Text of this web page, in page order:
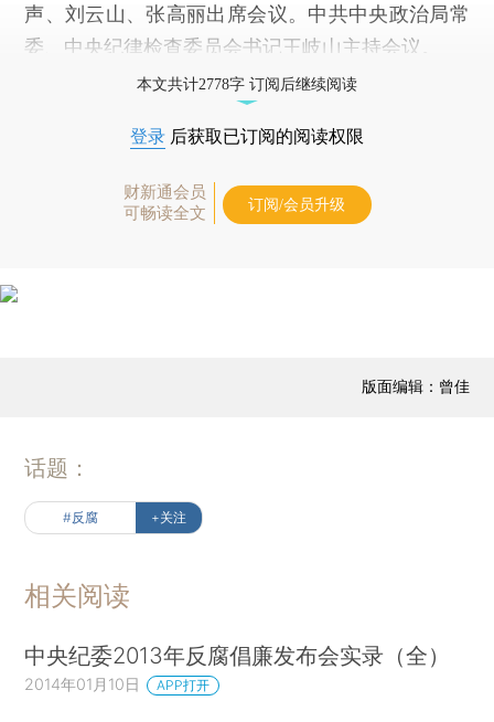
声、刘云山、张高丽出席会议。中共中央政治局常
委、中央纪律检查委员会书记王岐山主持会议。
本文共计2778字 订阅后继续阅读
登录 后获取已订阅的阅读权限
财新通会员
可畅读全文
订阅/会员升级
版面编辑：曾佳
话题：
#反腐 +关注
相关阅读
中央纪委2013年反腐倡廉发布会实录（全）
2014年01月10日 APP打开